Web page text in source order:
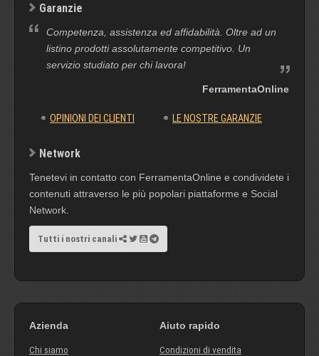
Garanzie
Competenza, assistenza ed affidabilità. Oltre ad un
listino prodotti assolutamente competitivo. Un
servizio studiato per chi lavora!
FerramentaOnline
OPINIONI DEI CLIENTI LE NOSTRE GARANZIE
Network
Tenetevi in contatto con FerramentaOnline e condividete i
contenuti attraverso le più popolari piattaforme e Social
Network.
Tutti i nostri canali
Azienda
Chi siamo
Aiuto rapido
Condizioni di vendita